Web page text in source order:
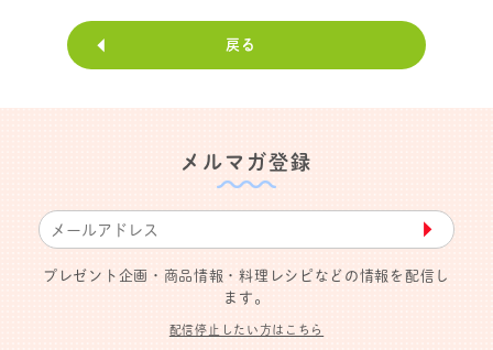
戻る
メルマガ登録
▶︎
プレゼント企画・商品情報・料理レシピなどの情報を配信し
ます。
配信停止したい方はこちら